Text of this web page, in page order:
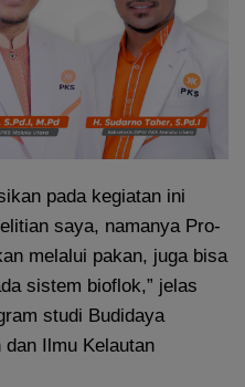
pada kegiatan ini
saya, namanya Pro-
melalui pakan, juga bisa
sistem bioflok,” jelas
studi Budidaya
Ilmu Kelautan